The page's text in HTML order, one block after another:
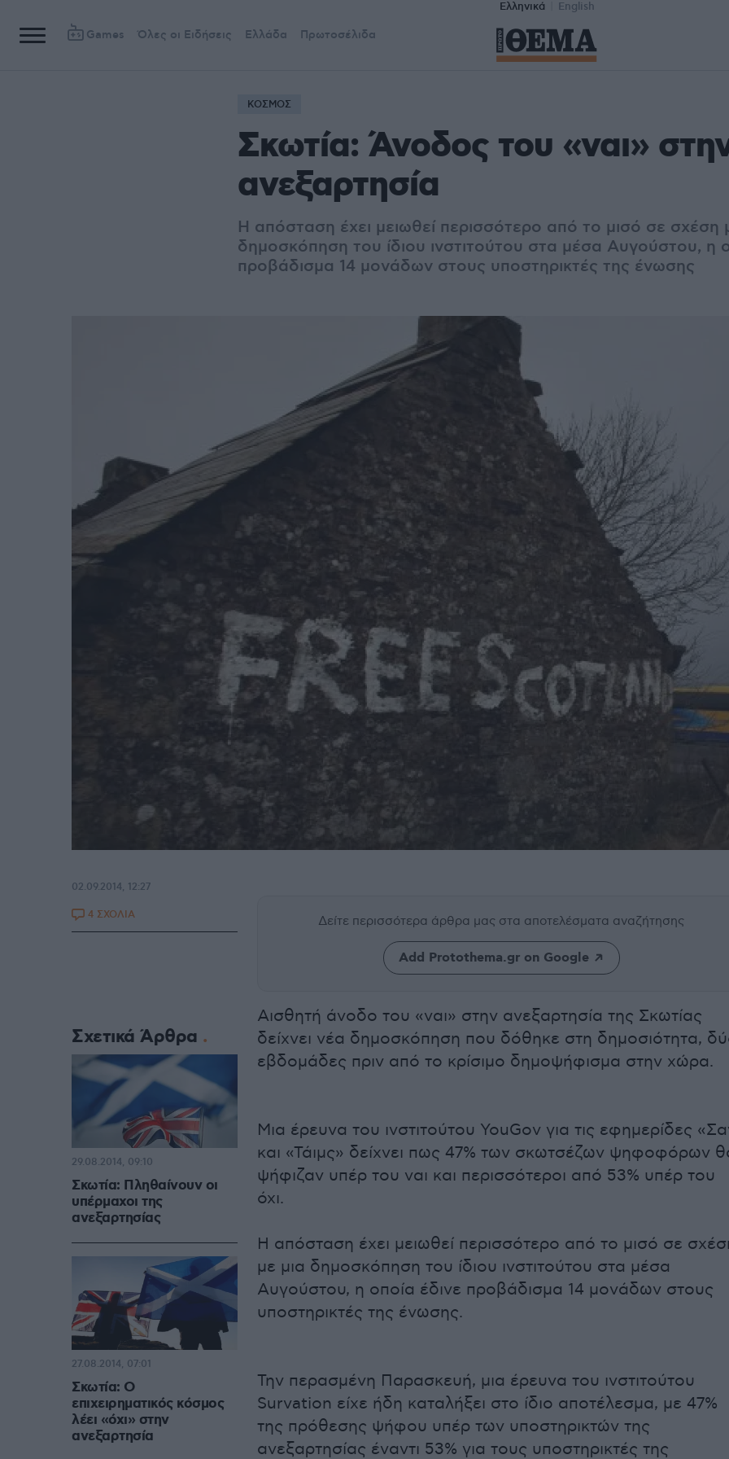
Ελληνικά English
Games Όλες οι Ειδήσεις Ελλάδα Πρωτοσέλιδα
ΚΟΣΜΟΣ
Σκωτία: Άνοδος του «ναι»
ανεξαρτησία
Η απόσταση έχει μειωθεί περισσότερο από το μισό σε σχέση
δημοσκόπηση του ίδιου ινστιτούτου στα μέσα Αυγούστου, η
προβάδισμα 14 μονάδων στους υποστηρικτές της ένωσης
Δείτε περισσότερα άρθρα μας στα αποτελέσματα αναζήτησης
Add Protothema.gr on Google
Aισθητή άνοδο του «ναι» στην ανεξαρτησία της Σκωτίας
δείχνει νέα δημοσκόπηση που δόθηκε στη δημοσιότητα,
εβδομάδες πριν από το κρίσιμο δημοψήφισμα στην χώρα.
Μια έρευνα του ινστιτούτου YouGov για τις εφημερίδες
και «Τάιμς» δείχνει πως 47% των σκωτσέζων ψηφοφόρων
ψήφιζαν υπέρ του ναι και περισσότεροι από 53% υπέρ του
όχι.
Η απόσταση έχει μειωθεί περισσότερο από το μισό σε
με μια δημοσκόπηση του ίδιου ινστιτούτου στα μέσα
Αυγούστου, η οποία έδινε προβάδισμα 14 μονάδων στους
υποστηρικτές της ένωσης.
Την περασμένη Παρασκευή, μια έρευνα του ινστιτούτου
Survation είχε ήδη καταλήξει στο ίδιο αποτέλεσμα, με 47%
της πρόθεσης ψήφου υπέρ των υποστηρικτών της
ανεξαρτησίας έναντι 53% για τους υποστηρικτές της
02.09.2014, 12:27
4 ΣΧΟΛΙΑ
Σχετικά Άρθρα
Σκωτία: Πληθαίνουν οι
υπέρμαχοι της
ανεξαρτησίας
29.08.2014, 09:10
Σκωτία: Ο
επιχειρηματικός κόσμος
λέει «όχι» στην
ανεξαρτησία
27.08.2014, 07:01